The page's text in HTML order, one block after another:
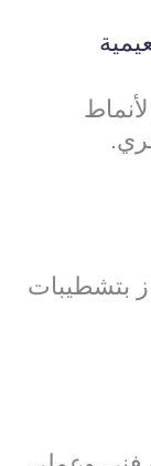
بتشطيبات